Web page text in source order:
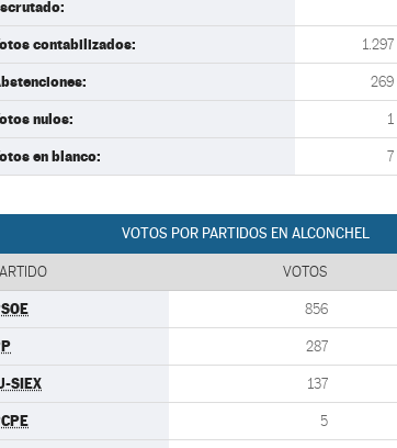
contabilizados: 1.297
269
nulos: 1
en blanco: 7
VOTOS POR PARTIDOS EN ALCONCHEL
VOTOS
856
287
SIEX 137
5